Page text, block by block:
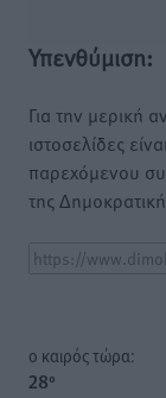
Υπενθύμιση:
Για την μερική
ιστοσελίδες
παρεχόμενου
της
o καιρός τώρα:
28°